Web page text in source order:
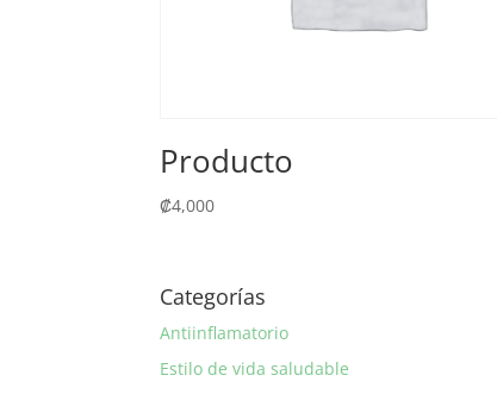
Producto
₡4,000
Categorías
Antiinflamatorio
Estilo de vida saludable